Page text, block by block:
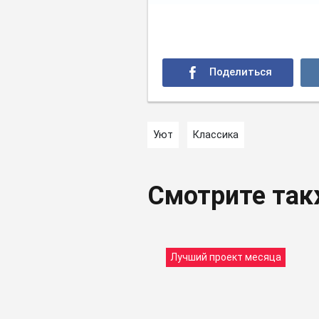
Уют Классика
Смотрите
Лучший проект месяца